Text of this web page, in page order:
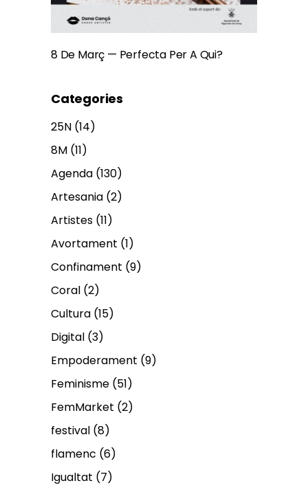
8 De Març — Perfecta Per A Qui?
Categories
25N (14)
8M (11)
Agenda (130)
Artesania (2)
Artistes (11)
Avortament (1)
Confinament (9)
Coral (2)
Cultura (15)
Digital (3)
Empoderament (9)
Feminisme (51)
FemMarket (2)
festival (8)
flamenc (6)
Igualtat (7)